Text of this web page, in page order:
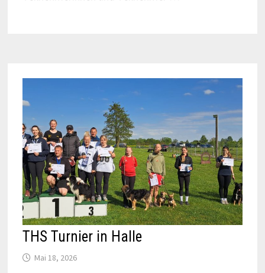
THS Turnier in Halle
Mai 18, 2026